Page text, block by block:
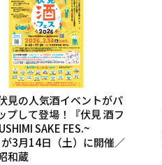
見の人気酒イベントがパ
プして登場！『伏見 酒フ
SAKE FES.~
3月14日（土）に開催／
和蔵